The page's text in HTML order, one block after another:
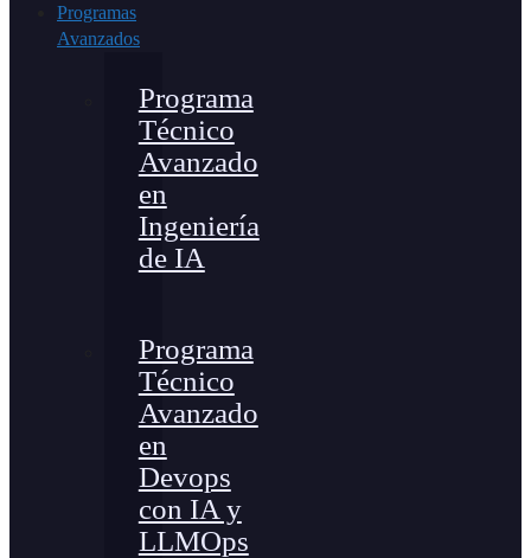
Programas
Avanzados
Programa
Técnico
Avanzado
en
Ingeniería
de IA
Programa
Técnico
Avanzado
en
Devops
con IA y
LLMOps